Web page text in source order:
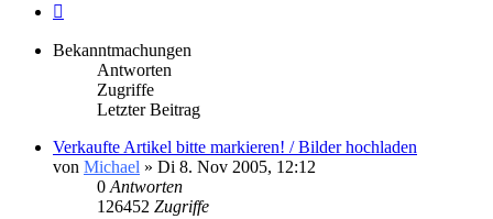
Bekanntmachungen
Antworten
Zugriffe
Letzter Beitrag
Verkaufte Artikel bitte markieren! / Bilder hochladen
von Michael » Di 8. Nov 2005, 12:12
0Antworten
126452 Zugriffe